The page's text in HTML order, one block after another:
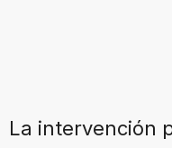
La intervención